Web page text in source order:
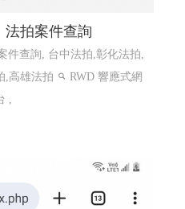
法拍案件查詢
件查詢, 台中法拍,彰化法拍,
,高雄法拍
RWD 響應式網
,